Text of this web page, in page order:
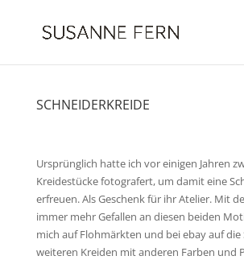
SCHNEIDERKREIDE
Ursprünglich hatte ich vor einigen Jahren
Kreidestücke fotografert, um damit eine
erfreuen. Als Geschenk für ihr Atelier. Mit
immer mehr Gefallen an diesen beiden
mich auf Flohmärkten und bei ebay auf die
weiteren Kreiden mit anderen Farben und